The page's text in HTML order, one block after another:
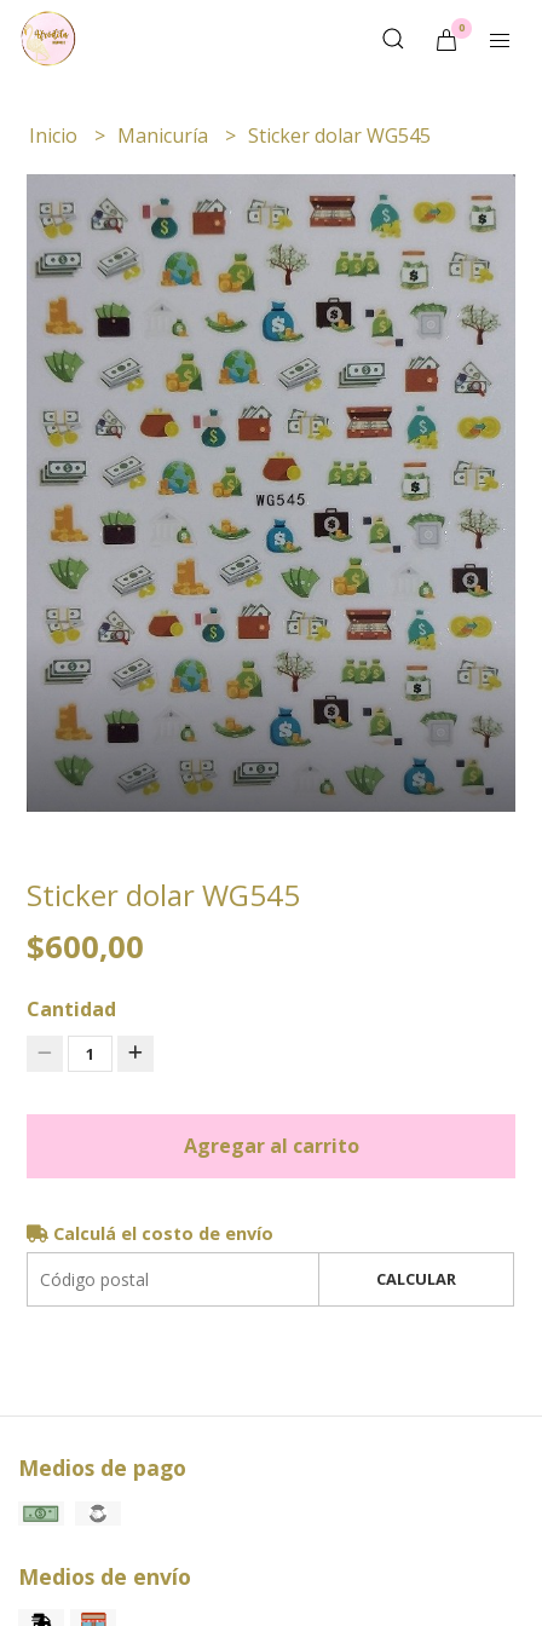
0
Inicio Manicuría Sticker dolar WG545
Sticker dolar WG545
$600,00
Cantidad
1
Agregar al carrito
Calculá el costo de envío
CALCULAR
Medios de pago
Medios de envío